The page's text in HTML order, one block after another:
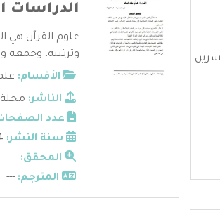
الدراسات
علوم القرآن هي
وترتيبه، وجمعه
الأقسام:
الناشر: مجلة
عدد
سنة النشر:
المحقق: ---
المترجم: ---